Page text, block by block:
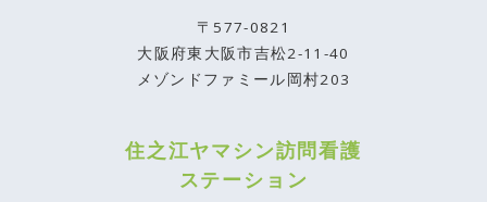
〒577-0821
大阪府東大阪市吉松2-11-40
メゾンドファミール岡村203
住之江ヤマシン訪問看護
ステーション